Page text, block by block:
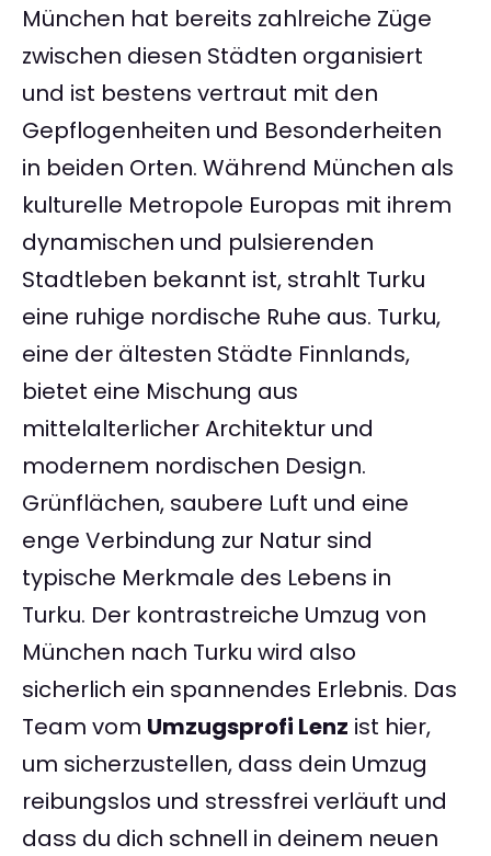
München hat bereits zahlreiche Züge
zwischen diesen Städten organisiert
und ist bestens vertraut mit den
Gepflogenheiten und Besonderheiten
in beiden Orten. Während München als
kulturelle Metropole Europas mit ihrem
dynamischen und pulsierenden
Stadtleben bekannt ist, strahlt Turku
eine ruhige nordische Ruhe aus. Turku,
eine der ältesten Städte Finnlands,
bietet eine Mischung aus
mittelalterlicher Architektur und
modernem nordischen Design.
Grünflächen, saubere Luft und eine
enge Verbindung zur Natur sind
typische Merkmale des Lebens in
Turku. Der kontrastreiche Umzug von
München nach Turku wird also
sicherlich ein spannendes Erlebnis. Das
Team vom Umzugsprofi Lenz ist hier,
um sicherzustellen, dass dein Umzug
reibungslos und stressfrei verläuft und
dass du dich schnell in deinem neuen